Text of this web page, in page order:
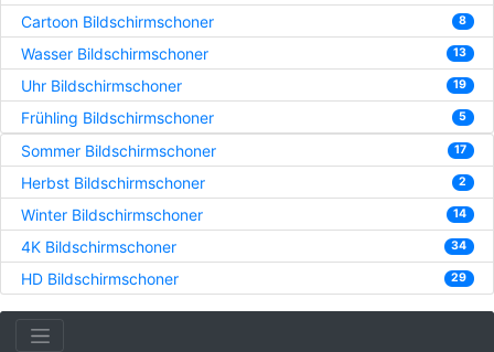
Cartoon Bildschirmschoner 8
Wasser Bildschirmschoner 13
Uhr Bildschirmschoner 19
Frühling Bildschirmschoner 5
Sommer Bildschirmschoner 17
Herbst Bildschirmschoner 2
Winter Bildschirmschoner 14
4K Bildschirmschoner 34
HD Bildschirmschoner 29